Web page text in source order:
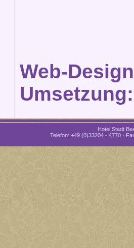
Web-
Hotel Stadt
Telefon: +49 (0)33204 - 4770 ·